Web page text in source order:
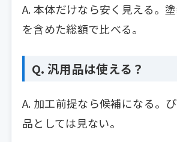
A. 本体だけなら安く見える。
を含めた総額で比べる。
Q. 汎用品は使える？
A. 加工前提なら候補になる。
品としては見ない。